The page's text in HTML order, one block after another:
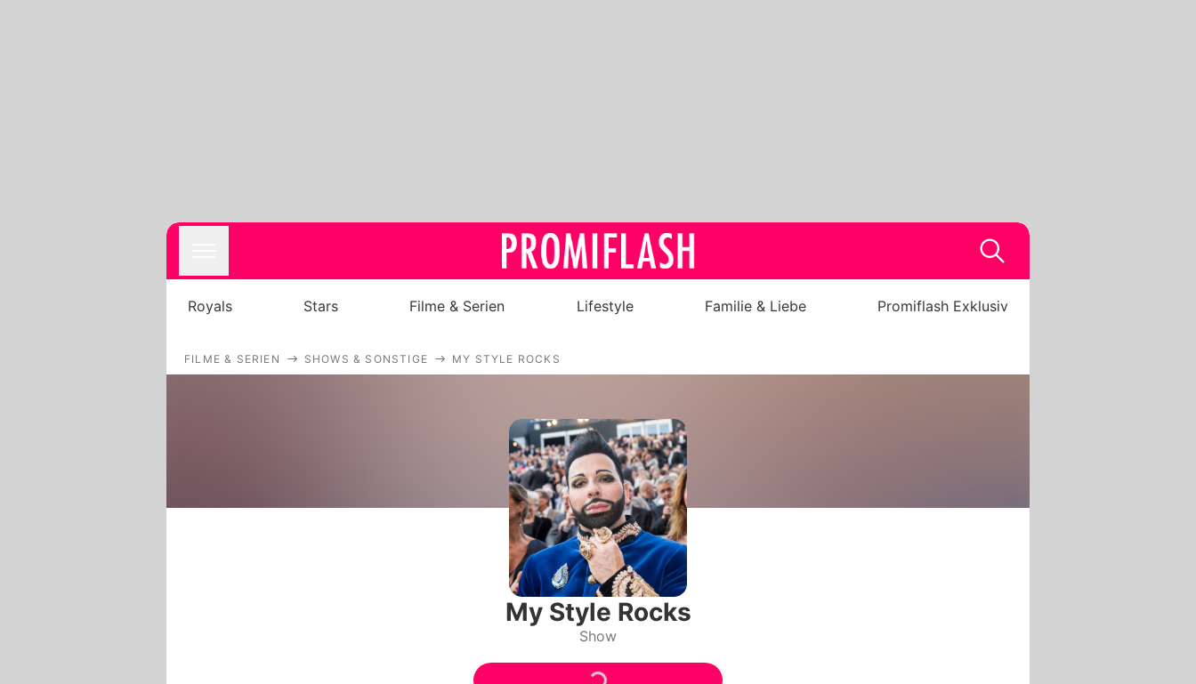
Filme & Serien
Lifestyle
Familie & Liebe
Promiflash Exklusiv
Alle Themen auf Promiflash
Jobs
App runterladen
Royals Stars Filme & Serien Lifestyle Familie & Liebe Promiflash Exklusiv
FILME & SERIEN SHOWS & SONSTIGE MY STYLE ROCKS
My Style Rocks
Show